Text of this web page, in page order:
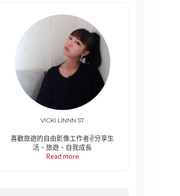
VICKI LINNN 57
喜歡旅遊的自由影像工作者✌️分享生
活、旅遊、自我成長
Read more